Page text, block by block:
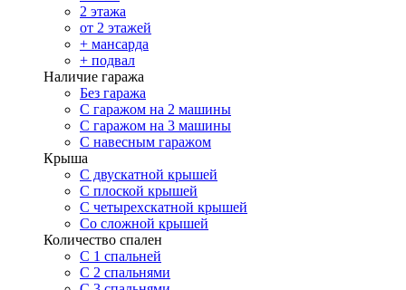
2 этажа
от 2 этажей
+ мансарда
+ подвал
Наличие гаража
Без гаража
С гаражом на 2 машины
С гаражом на 3 машины
С навесным гаражом
Крыша
С двускатной крышей
С плоской крышей
С четырехскатной крышей
Со сложной крышей
Количество спален
С 1 спальней
С 2 спальнями